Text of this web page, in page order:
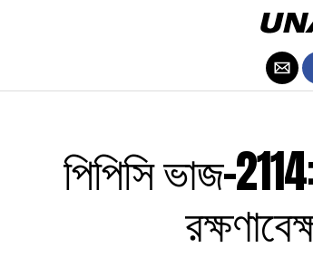
পিপিসি ভাজ-